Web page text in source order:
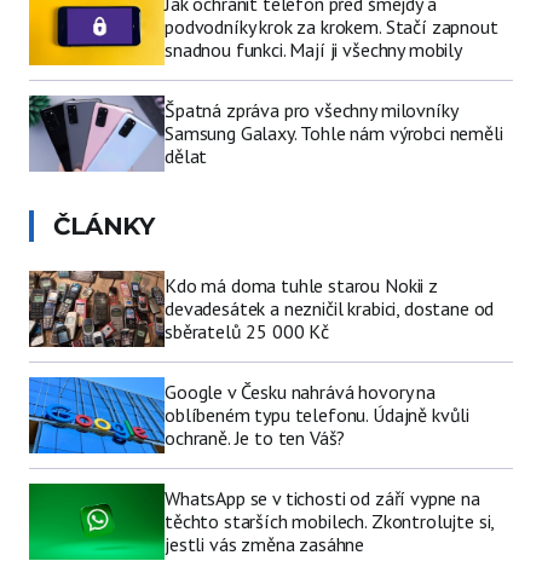
podvodníky krok za krokem. Stačí zapnout
snadnou funkci. Mají ji všechny mobily
Špatná zpráva pro všechny milovníky
Samsung Galaxy. Tohle nám výrobci neměli
dělat
ČLÁNKY
Kdo má doma tuhle starou Nokii z
devadesátek a nezničil krabici, dostane od
sběratelů 25 000 Kč
Google v Česku nahrává hovory na
oblíbeném typu telefonu. Údajně kvůli
ochraně. Je to ten Váš?
WhatsApp se v tichosti od září vypne na
těchto starších mobilech. Zkontrolujte si,
jestli vás změna zasáhne